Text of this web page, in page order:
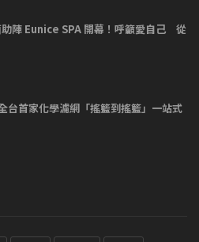
陣 Eunice SPA 開幕！呼籲愛自己 從
台首家化學濾網「搖籃到搖籃」一站式